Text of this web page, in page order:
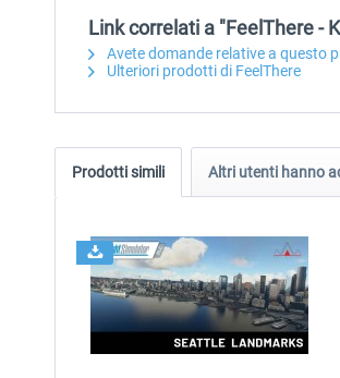
Link correlati a "FeelThere -
Avete domande relative a questo
Ulteriori prodotti di FeelThere
Prodotti simili Altri utenti hanno